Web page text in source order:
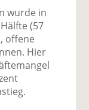
wurde in
(57
offene
Hier